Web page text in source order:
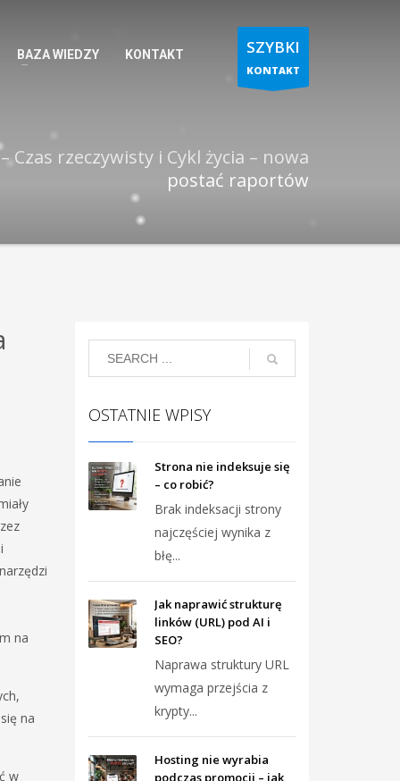
BAZA WIEDZY KONTAKT SZYBKI
KONTAKT
Czas rzeczywisty i Cykl życia – nowa
postać raportów
na
na
w
OSTATNIE WPISY
Strona nie indeksuje się
– co robić?
Brak indeksacji strony
najczęściej wynika z
błę...
Jak naprawić strukturę
linków (URL) pod AI i
SEO?
Naprawa struktury URL
wymaga przejścia z
krypty...
Hosting nie wyrabia
podczas promocji – jak